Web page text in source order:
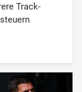
Track-